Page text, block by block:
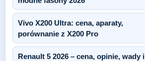
Vivo X200 Ultra: cena, aparaty,
porównanie z X200 Pro
Renault 5 2026 – cena, opinie, wady i